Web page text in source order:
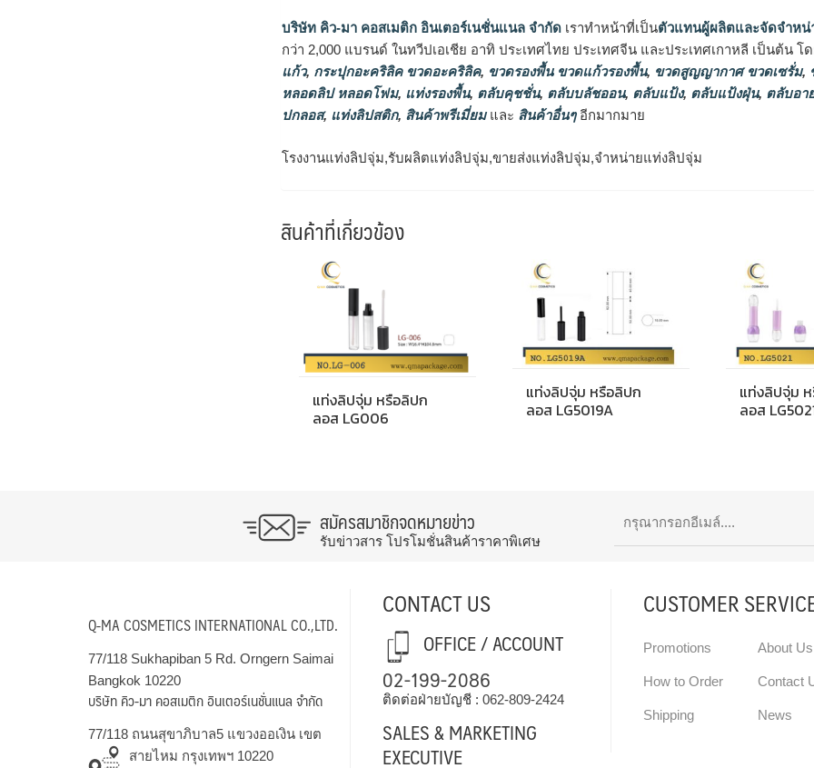
บริษัท คิว-มา คอสเมติก อินเตอร์เนชั่นแนล จำกัด เราทำหน้าที่เป็นตัวแทนผู้ผลิตและจัดจำห
กว่า 2,000 แบรนด์ ในทวีปเอเชีย อาทิ ประเทศไทย ประเทศจีน และประเทศเกาหลี เป็นต้น
แก้ว, กระปุกอะคริลิค ขวดอะคริลิค, ขวดรองพื้น ขวดแก้วรองพื้น, ขวดสูญญากาศ ขวดเซรั่ม,
หลอดลิป หลอดโฟม, แท่งรองพื้น, ตลับคุชชั่น, ตลับบลัชออน, ตลับแป้ง, ตลับแป้งฝุ่น, ตลับอา
ปกลอส, แท่งลิปสติก, สินค้าพรีเมี่ยมและ สินค้าอื่นๆอีกมากมาย
โรงงานแท่งลิปจุ่ม,รับผลิตแท่งลิปจุ่ม,ขายส่งแท่งลิปจุ่ม,จำหน่ายแท่งลิปจุ่ม
สินค้าที่เกี่ยวข้อง
แท่งลิปจุ่ม หรือลิปก
ลอส LG006
แท่งลิปจุ่ม หรือลิปก
ลอส LG5019A
แท่งลิปจุ่ม
ลอส
สมัครสมาชิกจดหมายข่าว
รับข่าวสาร โปรโมชั่นสินค้าราคาพิเศษ
Q-MA COSMETICS INTERNATIONAL CO.,LTD.
77/118 Sukhapiban 5 Rd. Orngern Saimai
Bangkok 10220
บริษัท คิว-มา คอสเมติก อินเตอร์เนชั่นแนล จำกัด
77/118 ถนนสุขาภิบาล5 แขวงออเงิน เขต
สายไหม กรุงเทพฯ 10220
CONTACT US
OFFICE / ACCOUNT
02-199-2086
ติดต่อฝ่ายบัญชี : 062-809-2424
SALES & MARKETING
EXECUTIVE
CUSTOMER
Promotions
How to Order
Shipping
About Us
Contact
News